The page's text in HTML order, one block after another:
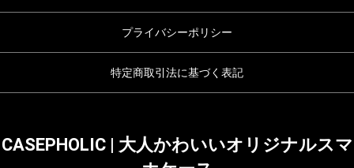
プライバシーポリシー
特定商取引法に基づく表記
CASEPHOLIC | 大人かわいいオリジナルスマ